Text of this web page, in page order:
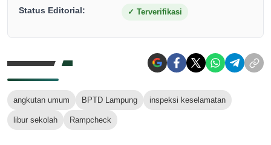
Status Editorial: ✓ Terverifikasi
angkutan umum BPTD Lampung inspeksi keselamatan
libur sekolah Rampcheck